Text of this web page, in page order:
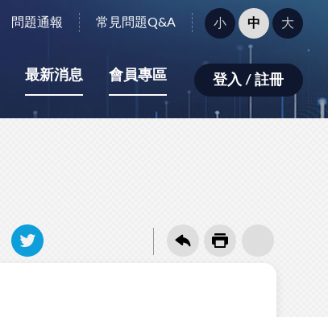
問題通報 常見問題Q&A
字
型
小：
小 中 大
最新消息 會員專區 登入 / 註冊